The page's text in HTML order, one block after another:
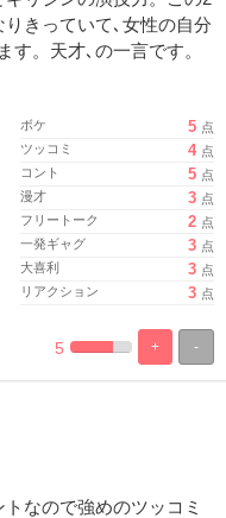
きっていて､女性の自分
す。天才､の一言です。
ボケ 5 点
ツッコミ
4 点
コント
5 点
漫才
3 点
フリートーク
2 点
一発ギャグ
3 点
大喜利
3 点
リアクション
3 点
-
+
%
100%
5
なので強めのツッコミ